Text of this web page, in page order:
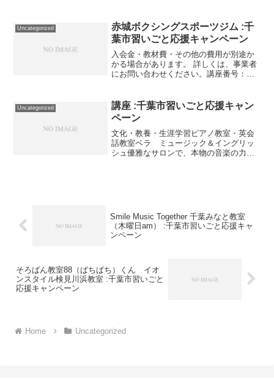
Uncategorized
赤城ボクシングスポーツジム :千
葉市習いごと応援キャンペーン
入会金・教材費・その他の費用が別途か
かる場合があります。 詳しくは、事業者
にお問い合わせください。講座番号：
2022/03/31週５～6回／2時...
Uncategorized
講座 :千葉市習いごと応援キャン
ペーン
文化・教養・生涯学習ピアノ教室・英会
話教室ベラ ミュージック＆イングリッ
シュ優雅なサロンで、本物の音楽の力
Smile Music Together 千葉みなと教室
（木曜日am） :千葉市習いごと応援キャ
ンペーン
そろばん教室88（ぱちぱち）くん イオ
ンスタイル検見川浜教室 :千葉市習いごと
応援キャンペーン
Home Uncategorized